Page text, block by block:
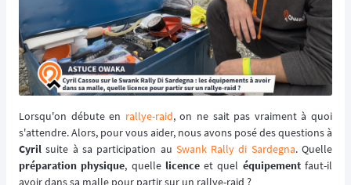
Lorsqu'on débute en rallye-raid, on ne sait pas vraiment à quoi
s'attendre. Alors, pour vous aider, nous avons posé des questions à
Cyril suite à sa participation au Swank Rally di Sardegna. Quelle
préparation physique, quelle licenceet quel équipementfaut-il
avoir dans sa malle pour partir sur un rallye-raid ?